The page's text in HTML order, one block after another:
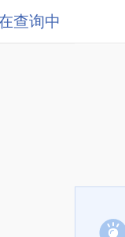
查询中